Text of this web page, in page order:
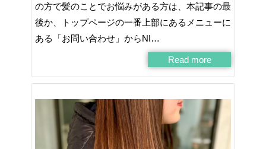
の方で髪のことでお悩みがある方は、本記事の最
後か、トップページの一番上部にあるメニューに
ある「お問い合わせ」からNI…
Read more